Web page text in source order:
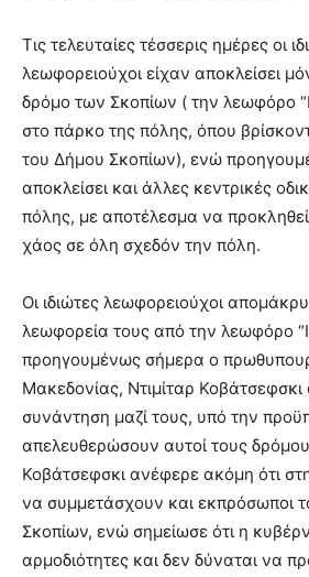
Τις τελευταίες τέσσερις ημέρες οι
λεωφορειούχοι είχαν αποκλείσει
δρόμο των Σκοπίων ( την λεωφόρο
στο πάρκο της πόλης, όπου
του Δήμου Σκοπίων), ενώ
αποκλείσει και άλλες κεντρικές
πόλης, με αποτέλεσμα να
χάος σε όλη σχεδόν την πόλη.
Οι ιδιώτες λεωφορειούχοι
λεωφορεία τους από την λεωφόρο
προηγουμένως σήμερα ο
Μακεδονίας, Ντιμίταρ
συνάντηση μαζί τους, υπό την
απελευθερώσουν αυτοί τους
Κοβάτσεφσκι ανέφερε ακόμη ότι
να συμμετάσχουν και εκπρόσωποι
Σκοπίων, ενώ σημείωσε ότι η
αρμοδιότητες και δεν δύναται να